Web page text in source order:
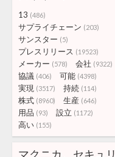
13 (486)
サプライチェーン (203)
サンスター (5)
プレスリリース (19523)
メーカー (578) 会社 (9322)
協議 (406) 可能 (4398)
実現 (3517) 持続 (114)
株式 (8960) 生産 (646)
用品 (93) 設立 (1172)
高い (155)
マクニカ、セキュリ